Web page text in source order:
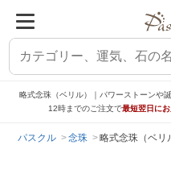
略式念珠（ベリル）｜パワーストーンや
12時までのご注文で最短翌日に
パスクル 念珠 略式念珠（ベリ